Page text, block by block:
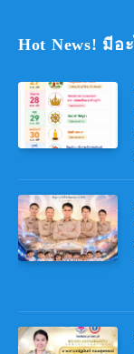
Hot News! มีอ